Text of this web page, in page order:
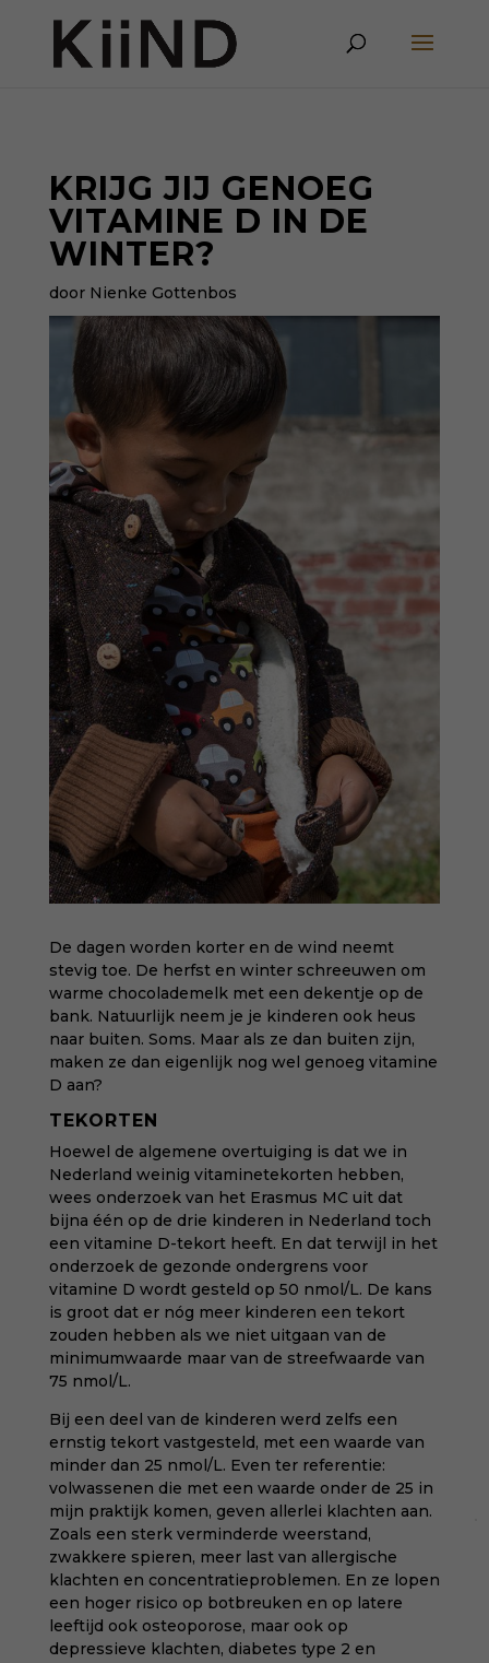
KRIJG JIJ GENOEG
VITAMINE D IN DE
WINTER?
door Nienke Gottenbos
De dagen worden korter en de wind neemt
stevig toe. De herfst en winter schreeuwen om
warme chocolademelk met een dekentje op de
bank. Natuurlijk neem je je kinderen ook heus
naar buiten. Soms. Maar als ze dan buiten zijn,
maken ze dan eigenlijk nog wel genoeg vitamine
D aan?
TEKORTEN
Hoewel de algemene overtuiging is dat we in
Nederland weinig vitaminetekorten hebben,
wees onderzoek van het Erasmus MCuit dat
bijna één op de drie kinderen in Nederland toch
een vitamine D-tekort heeft. En dat terwijl in het
onderzoek de gezonde ondergrens voor
vitamine D wordt gesteld op 50 nmol/L. De kans
is groot dat er nóg meer kinderen een tekort
zouden hebben als we niet uitgaan van de
minimumwaarde maar van de streefwaarde van
75 nmol/L.
Bij een deel van de kinderen werd zelfs een
ernstig tekort vastgesteld, met een waarde van
minder dan 25 nmol/L. Even ter referentie:
volwassenen die met een waarde onder de 25 in
mijn praktijk komen, geven allerlei klachten aan.
Zoals een sterk verminderde weerstand,
zwakkere spieren, meer last van allergische
klachten en concentratieproblemen. En ze lopen
een hoger risico op botbreuken en op latere
leeftijd ook osteoporose, maar ook op
depressieve klachten, diabetes type 2 en